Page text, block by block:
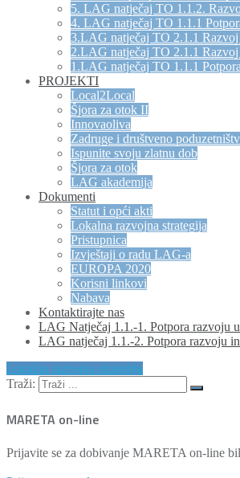
5. LAG natječaj TO 1.1.2.
4. LAG natječaj TO 1.1.1
3.LAG natječaj TO 2.1.1
2.LAG natječaj TO 2.1.1
1.LAG natječaj TO 1.1.1
PROJEKTI
Local2Local
Šjora za otok II
Innovaoliva
Zadruge i društveno
Ispunite svoju zlatnu dob
Šjora za otok
LAG akademija
Dokumenti
Statut i opći akti
Lokalna razvojna strategija
Pristupnica
Izvještaji o radu LAG-a
EUROPA 2020
Korisni linkovi
Nabava
Kontaktirajte nas
LAG Natječaj 1.1.-1. Potpora razvoju
LAG natječaj 1.1.-2. Potpora razvoju
Lokalna razvojna strategija
Traži:
MARETA on-line
Prijavite se za dobivanje MARETA on-line